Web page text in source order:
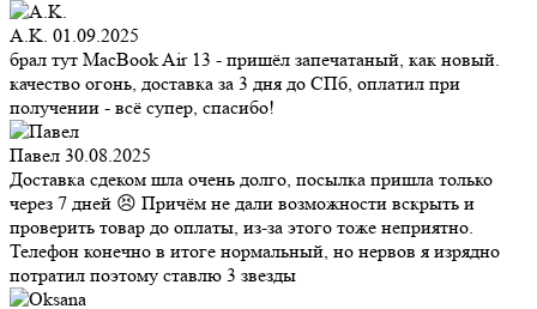
A.K. 01.09.2025
брал тут MacBook Air 13 - пришёл запечатаный, как новый.
качество огонь, доставка за 3 дня до СПб, оплатил при
получении - всё супер, спасибо!
Павел 30.08.2025
Доставка сдеком шла очень долго, посылка пришла только
через 7 дней 😣 Причём не дали возможности вскрыть и
проверить товар до оплаты, из-за этого тоже неприятно.
Телефон конечно в итоге нормальный, но нервов я изрядно
потратил поэтому ставлю 3 звезды